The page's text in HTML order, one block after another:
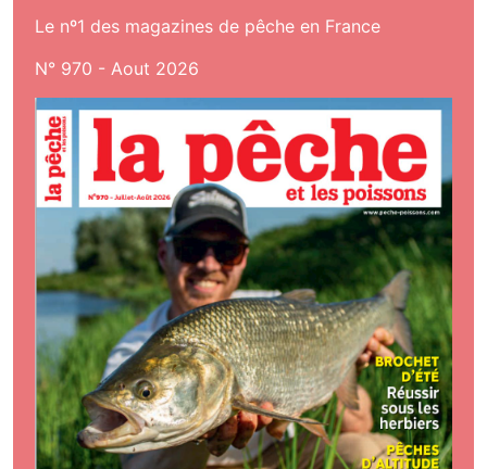
Le nº1 des magazines de pêche en France
N° 970 - Aout 2026